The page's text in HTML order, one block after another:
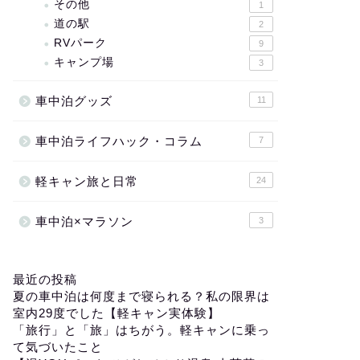
その他 1
道の駅 2
RVパーク 9
キャンプ場 3
車中泊グッズ 11
車中泊ライフハック・コラム 7
軽キャン旅と日常 24
車中泊×マラソン 3
最近の投稿
夏の車中泊は何度まで寝られる？私の限界は
室内29度でした【軽キャン実体験】
「旅行」と「旅」はちがう。軽キャンに乗っ
て気づいたこと